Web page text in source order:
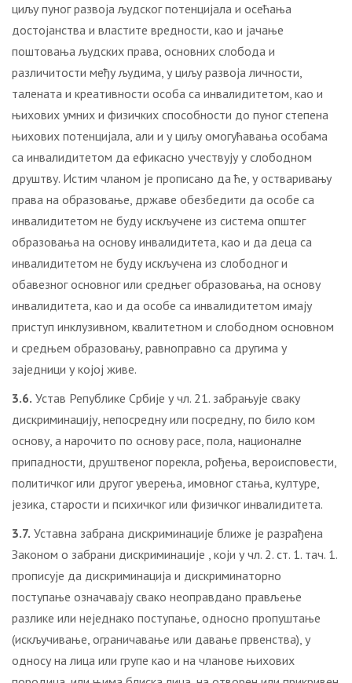
циљу пуног развоја људског потенцијала и осећања
достојанства и властите вредности, као и јачање
поштовања људских права, основних слобода и
различитости међу људима, у циљу развоја личности,
талената и креативности особа са инвалидитетом, као и
њихових умних и физичких способности до пуног степена
њихових потенцијала, али и у циљу омогућавања особама
са инвалидитетом да ефикасно учествују у слободном
друштву. Истим чланом је прописано да ће, у остваривању
права на образовање, државе обезбедити да особе са
инвалидитетом не буду искључене из система општег
образовања на основу инвалидитета, као и да деца са
инвалидитетом не буду искључена из слободног и
обавезног основног или средњег образовања, на основу
инвалидитета, као и да особе са инвалидитетом имају
приступ инклузивном, квалитетном и слободном основном
и средњем образовању, равноправно са другима у
заједници у којој живе.
3.6. Устав Републике Србије у чл. 21. забрањује сваку
дискриминацију, непосредну или посредну, по било ком
основу, а нарочито по основу расе, пола, националне
припадности, друштвеног порекла, рођења, вероисповести,
политичког или другог уверења, имовног стања, културе,
језика, старости и психичког или физичког инвалидитета.
3.7. Уставна забрана дискриминације ближе је разрађена
Законом о забрани дискриминације , који у чл. 2. ст. 1. тач. 1.
прописује да дискриминација и дискриминаторно
поступање означавају свако неоправдано прављење
разлике или неједнако поступање, односно пропуштање
(искључивање, ограничавање или давање првенства), у
односу на лица или групе као и на чланове њихових